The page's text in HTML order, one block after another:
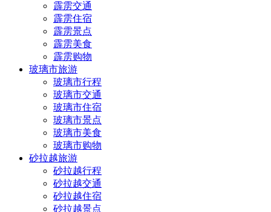
霹雳交通
霹雳住宿
霹雳景点
霹雳美食
霹雳购物
玻璃市旅游
玻璃市行程
玻璃市交通
玻璃市住宿
玻璃市景点
玻璃市美食
玻璃市购物
砂拉越旅游
砂拉越行程
砂拉越交通
砂拉越住宿
砂拉越景点